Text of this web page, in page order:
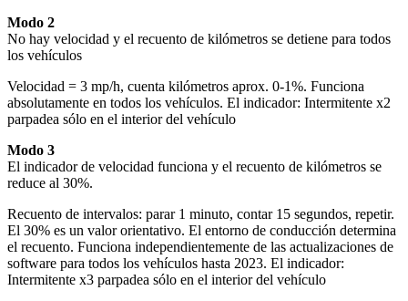
Modo 2
No hay velocidad y el recuento de kilómetros se detiene para todos
los vehículos
Velocidad = 3 mp/h, cuenta kilómetros aprox. 0-1%. Funciona
absolutamente en todos los vehículos. El indicador: Intermitente x2
parpadea sólo en el interior del vehículo
Modo 3
El indicador de velocidad funciona y el recuento de kilómetros se
reduce al 30%.
Recuento de intervalos: parar 1 minuto, contar 15 segundos, repetir.
El 30% es un valor orientativo. El entorno de conducción determina
el recuento. Funciona independientemente de las actualizaciones de
software para todos los vehículos hasta 2023. El indicador:
Intermitente x3 parpadea sólo en el interior del vehículo